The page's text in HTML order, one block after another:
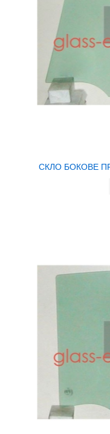
СКЛО БОКОВЕ